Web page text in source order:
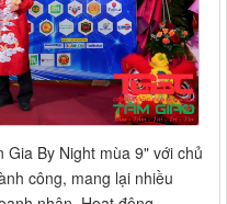
By Night mùa 9" với chủ
công, mang lại nhiều